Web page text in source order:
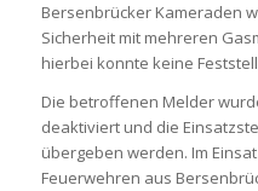
Bersenbrücker Kameraden
Sicherheit mit mehreren
hierbei konnte keine
Die betroffenen Melder
deaktiviert und die
übergeben werden. Im
Feuerwehren aus